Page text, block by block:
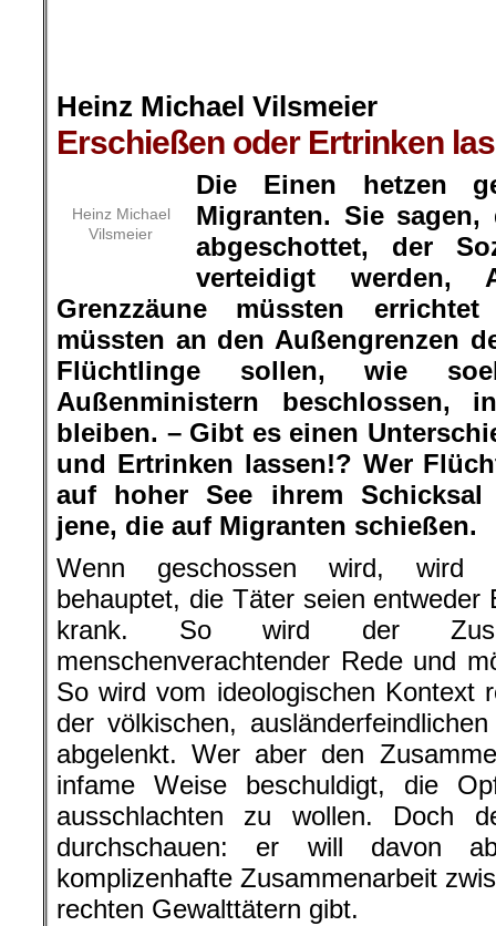
Heinz Michael Vilsmeier
Erschießen oder Ertrinken
Heinz Michael
Vilsmeier
Die Einen hetzen
Migranten. Sie
abgeschottet, der
verteidigt werden,
Grenzzäune müssten
müssten an den Außengrenzen
Flüchtlinge sollen, wie
Außenministern beschlossen,
bleiben. – Gibt es einen
und Ertrinken lassen!? Wer
auf hoher See ihrem Schicksal
jene, die auf Migranten schießen.
Wenn geschossen wird, wird
behauptet, die Täter seien entweder
krank. So wird der
menschenverachtender Rede und
So wird vom ideologischen Kontext
der völkischen,
abgelenkt. Wer aber den
infame Weise beschuldigt, die
ausschlachten zu wollen. Doch
durchschauen: er will davon
komplizenhafte Zusammenarbeit
rechten Gewalttätern gibt.